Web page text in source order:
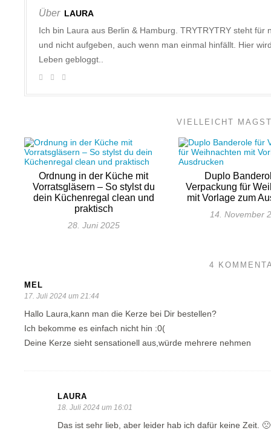
Über LAURA
Ich bin Laura aus Berlin & Hamburg. TRYTRYTRY steht
und nicht aufgeben, auch wenn man einmal hinfällt. Hier
Leben gebloggt..
VIELLEICHT
Ordnung in der Küche mit
Vorratsgläsern – So stylst du
dein Küchenregal clean und
praktisch
28. Juni 2025
Duplo
Verpackung für
mit Vorlage zum
14. November
4
MEL
17. Juli 2024 um 21:44
Hallo Laura,kann man die Kerze bei Dir bestellen?
Ich bekomme es einfach nicht hin :0(
Deine Kerze sieht sensationell aus,würde mehrere nehmen
LAURA
18. Juli 2024 um 16:01
Das ist sehr lieb, aber leider hab ich dafür keine Zeit. 🙁